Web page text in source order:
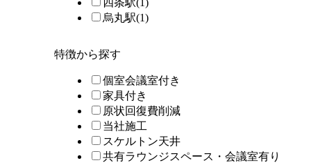
四条駅(1)
烏丸駅(1)
特徴から探す
個室会議室付き
家具付き
原状回復費削減
当社施工
スケルトン天井
共有ラウンジスペース・会議室有り